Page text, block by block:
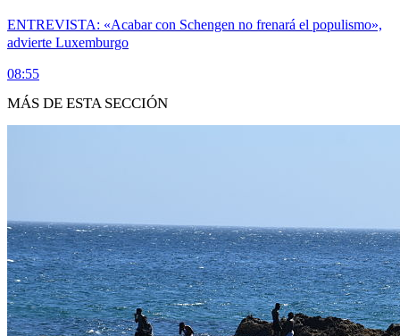
ENTREVISTA: «Acabar con Schengen no frenará el populismo»,
advierte Luxemburgo
08:55
MÁS DE ESTA SECCIÓN